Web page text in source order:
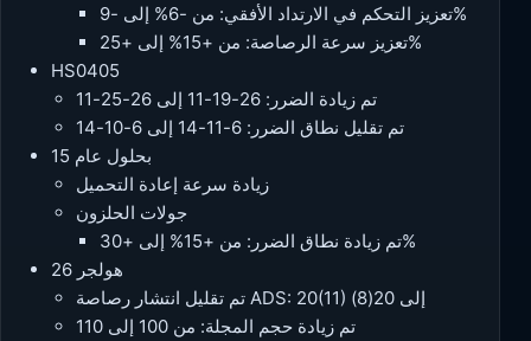
تعزيز التحكم في الارتداد الأفقي: من -6% إلى -9%
تعزيز سرعة الرصاصة: من +15% إلى +25%
HS0405
تم زيادة الضرر: 26-19-11 إلى 26-25-11
تم تقليل نطاق الضرر: 6-11-14 إلى 6-10-14
بحلول عام 15
زيادة سرعة إعادة التحميل
جولات الحلزون
تم زيادة نطاق الضرر: من +15% إلى +30%
هولجر 26
تم تقليل انتشار رصاصة ADS: 20(11) إلى 20(8)
تم زيادة حجم المجلة: من 100 إلى 110